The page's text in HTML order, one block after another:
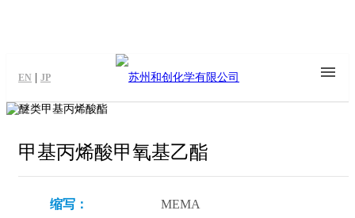
EN JP
甲基丙烯酸甲氧基乙酯
缩写： MEMA